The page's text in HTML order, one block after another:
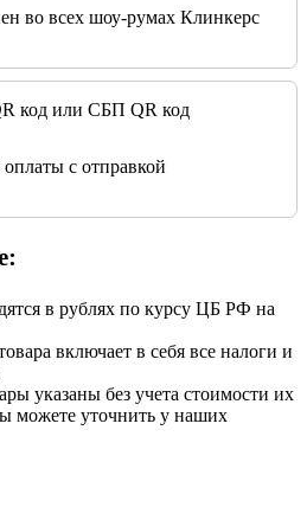
во всех шоу-румах Клинкерс
код или СБП QR код
с отправкой
в рублях по курсу ЦБ РФ на
включает в себя все налоги и
указаны без учета стоимости их
можете уточнить у наших